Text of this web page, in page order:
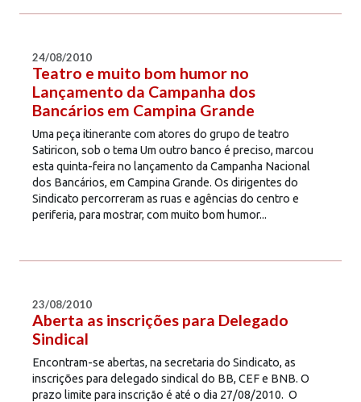
24/08/2010
Teatro e muito bom humor no
Lançamento da Campanha dos
Bancários em Campina Grande
Uma peça itinerante com atores do grupo de teatro
Satiricon, sob o tema Um outro banco é preciso, marcou
esta quinta-feira no lançamento da Campanha Nacional
dos Bancários, em Campina Grande. Os dirigentes do
Sindicato percorreram as ruas e agências do centro e
periferia, para mostrar, com muito bom humor...
23/08/2010
Aberta as inscrições para Delegado
Sindical
Encontram-se abertas, na secretaria do Sindicato, as
inscrições para delegado sindical do BB, CEF e BNB. O
prazo limite para inscrição é até o dia 27/08/2010. O